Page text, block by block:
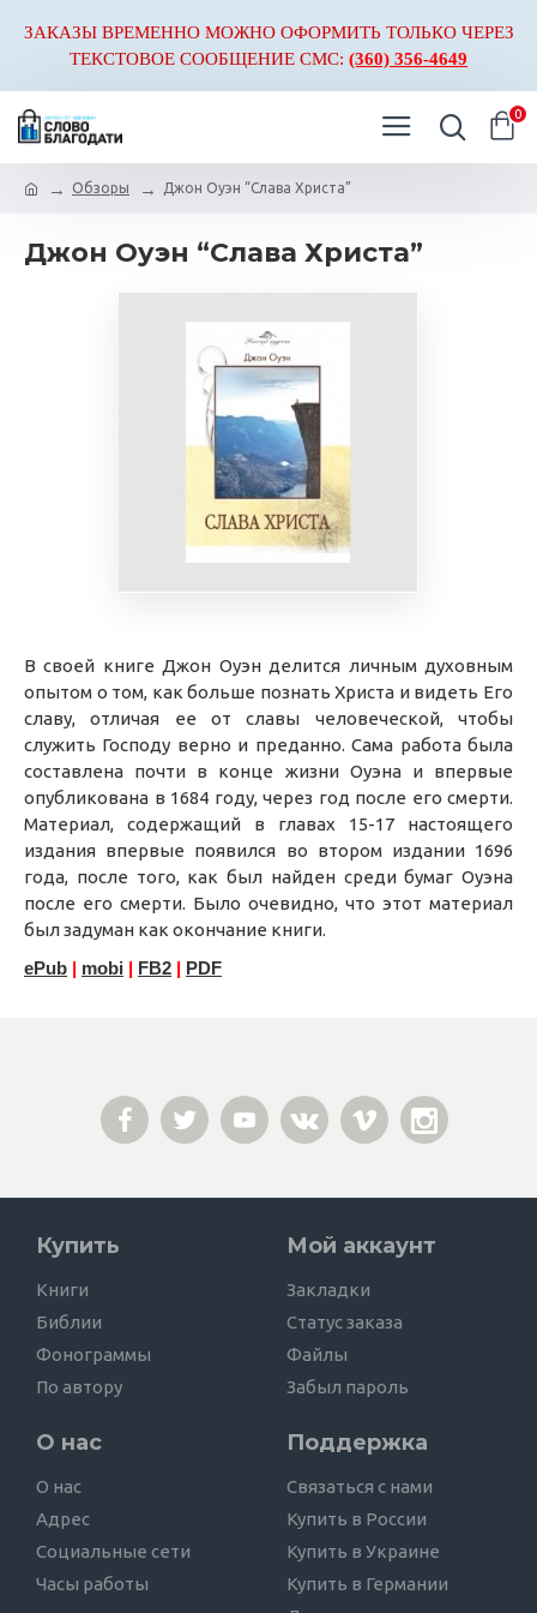
ЗАКАЗЫ ВРЕМЕННО МОЖНО ОФОРМИТЬ ТОЛЬКО ЧЕРЕЗ
ТЕКСТОВОЕ СООБЩЕНИЕ СМС: (360) 356-4649
0
Обзоры Джон Оуэн “Слава Христа”
Джон Оуэн “Слава Христа”
В своей книге Джон Оуэн делится личным духовным
опытом о том, как больше познать Христа и видеть Его
славу, отличая ее от славы человеческой, чтобы
служить Господу верно и преданно. Сама работа была
составлена почти в конце жизни Оуэна и впервые
опубликована в 1684 году, через год после его смерти.
Материал, содержащий в главах 15-17 настоящего
издания впервые появился во втором издании 1696
года, после того, как был найден среди бумаг Оуэна
после его смерти. Было очевидно, что этот материал
был задуман как окончание книги.
ePub | mobi | FB2 | PDF
Купить
Книги
Библии
Фонограммы
По автору
Мой аккаунт
Закладки
Статус заказа
Файлы
Забыл пароль
О нас
О нас
Адрес
Социальные сети
Часы работы
Поддержка
Связаться с нами
Купить в России
Купить в Украине
Купить в Германии